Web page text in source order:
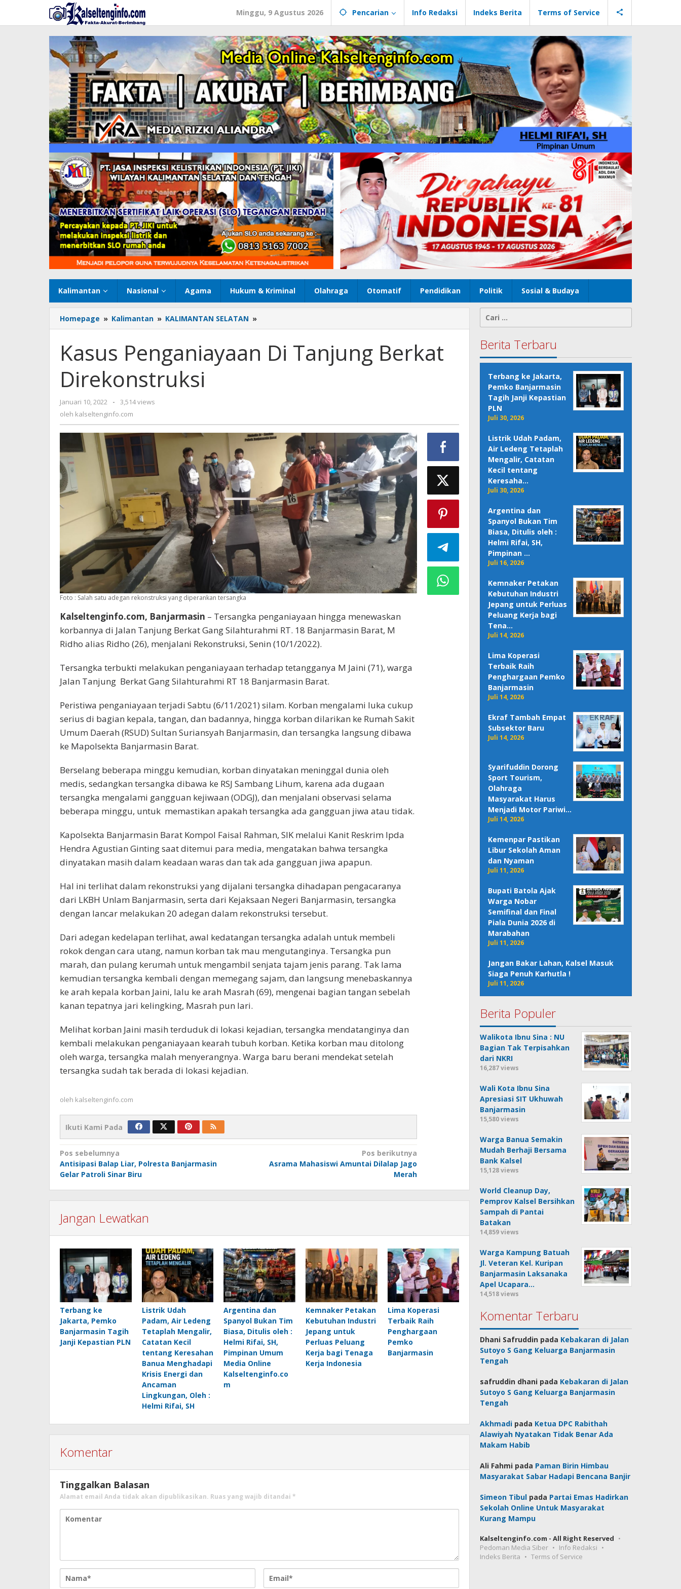
konten
Minggu, 9 Agustus 2026 Pencarian Info Redaksi Indeks Berita Terms of Service
Kalimantan Nasional Agama Hukum & Kriminal Olahraga Otomatif Pendidikan Politik Sosial & Budaya
Homepage » Kalimantan » KALIMANTAN SELATAN »
Penganiayaan
Tanjung
Berkat
Kasus Penganiayaan Di Tanjung Berkat
Direkonstruksi
Januari 10, 2022
oleh
kalseltenginfo.com
-
3,514 views
oleh kalseltenginfo.com
Foto : Salah satu adegan rekonstruksi yang diperankan tersangka
Kalseltenginfo.com, Banjarmasin – Tersangka penganiayaan hingga menewaskan
korbannya di Jalan Tanjung Berkat Gang Silahturahmi RT. 18 Banjarmasin Barat, M
Ridho alias Ridho (26), menjalani Rekonstruksi, Senin (10/1/2022).
Tersangka terbukti melakukan penganiayaan terhadap tetangganya M Jaini (71), warga
Jalan Tanjung Berkat Gang Silahturahmi RT 18 Banjarmasin Barat.
Peristiwa penganiayaan terjadi Sabtu (6/11/2021) silam. Korban mengalami luka cukup
serius di bagian kepala, tangan, dan badannya, hingga korban dilarikan ke Rumah Sakit
Umum Daerah (RSUD) Sultan Suriansyah Banjarmasin, dan tersangka langsung dibawa
ke Mapolsekta Banjarmasin Barat.
Berselang beberapa minggu kemudian, korban dinyatakan meninggal dunia oleh
medis, sedangkan tersangka dibawa ke RSJ Sambang Lihum, karena ada dugaan
tersangka mengalami gangguan kejiwaan (ODGJ), dan menjalani observasi selama
beberapa minggu, untuk memastikan apakah tersangka ada gangguan jiwa atau tidak.
Kapolsekta Banjarmasin Barat Kompol Faisal Rahman, SIK melalui Kanit Reskrim Ipda
Hendra Agustian Ginting saat ditemui para media, mengatakan bahwa tersangka
dinyatakan masih dalam keadaan waras dan tak ada gangguan jiwa apapun.
Hal ini terlihat dalam rekonstruksi yang dijalani tersangka dihadapan pengacaranya
dari LKBH Unlam Banjarmasin, serta dari Kejaksaan Negeri Banjarmasin, tersangka
dengan lancar melakukan 20 adegan dalam rekonstruksi tersebut.
Dari adegan kedelapan terlihat, awal kedatangan tersangka adalah untuk membeli
rokok dengan cara utang, namun korban tak mau mengutanginya. Tersangka pun
marah, dan pulang kerumah untuk mengambil senjata tajam jenis parang. Tak lama
kemudian tersangka kembali dengan memegang sajam, dan langsung menebaskannya
ke arah kepala korban Jaini, lalu ke arah Masrah (69), mengenai bagian tangan sebelah
kanan tepatnya jari kelingking, Masrah pun lari.
Melihat korban Jaini masih terduduk di lokasi kejadian, tersangka mendatanginya dan
kembali melakukan penganiayaan kearah tubuh korban. Ketika korban mau ditolong
oleh warga, tersangka malah menyerangnya. Warga baru berani mendekat setelah
tersangka sudah tak berada di lokasi kejadian.
oleh kalseltenginfo.com
Ikuti Kami Pada
Navigasi
pos
Pos sebelumnya
Antisipasi Balap Liar, Polresta Banjarmasin
Gelar Patroli Sinar Biru
Pos berikutnya
Asrama Mahasiswi Amuntai Dilalap Jago
Merah
Jangan Lewatkan
Terbang ke
Jakarta, Pemko
Banjarmasin Tagih
Janji Kepastian PLN
Listrik Udah
Padam, Air Ledeng
Tetaplah Mengalir,
Catatan Kecil
tentang Keresahan
Banua Menghadapi
Krisis Energi dan
Ancaman
Lingkungan, Oleh :
Helmi Rifai, SH
Argentina dan
Spanyol Bukan Tim
Biasa, Ditulis oleh :
Helmi Rifai, SH,
Pimpinan Umum
Media Online
Kalseltenginfo.co
m
Kemnaker Petakan
Kebutuhan Industri
Jepang untuk
Perluas Peluang
Kerja bagi Tenaga
Kerja Indonesia
Lima Koperasi
Terbaik Raih
Penghargaan
Pemko
Banjarmasin
Komentar
Tinggalkan Balasan
Alamat email Anda tidak akan dipublikasikan. Ruas yang wajib ditandai *
untuk:
Berita Terbaru
Terbang ke Jakarta,
Pemko Banjarmasin
Tagih Janji Kepastian
PLN
Juli 30, 2026
Listrik Udah Padam,
Air Ledeng Tetaplah
Mengalir, Catatan
Kecil tentang
Keresaha…
Juli 30, 2026
Argentina dan
Spanyol Bukan Tim
Biasa, Ditulis oleh :
Helmi Rifai, SH,
Pimpinan …
Juli 16, 2026
Kemnaker Petakan
Kebutuhan Industri
Jepang untuk Perluas
Peluang Kerja bagi
Tena…
Juli 14, 2026
Lima Koperasi
Terbaik Raih
Penghargaan Pemko
Banjarmasin
Juli 14, 2026
Ekraf Tambah Empat
Subsektor Baru
Juli 14, 2026
Syarifuddin Dorong
Sport Tourism,
Olahraga
Masyarakat Harus
Menjadi Motor Pariwi…
Juli 14, 2026
Kemenpar Pastikan
Libur Sekolah Aman
dan Nyaman
Juli 11, 2026
Bupati Batola Ajak
Warga Nobar
Semifinal dan Final
Piala Dunia 2026 di
Marabahan
Juli 11, 2026
Jangan Bakar Lahan, Kalsel Masuk
Siaga Penuh Karhutla !
Juli 11, 2026
Berita Populer
Walikota Ibnu Sina : NU
Bagian Tak Terpisahkan
dari NKRI
16,287 views
Wali Kota Ibnu Sina
Apresiasi SIT Ukhuwah
Banjarmasin
15,580 views
Warga Banua Semakin
Mudah Berhaji Bersama
Bank Kalsel
15,128 views
World Cleanup Day,
Pemprov Kalsel Bersihkan
Sampah di Pantai
Batakan
14,859 views
Warga Kampung Batuah
Jl. Veteran Kel. Kuripan
Banjarmasin Laksanaka
Apel Ucapara…
14,518 views
Komentar Terbaru
Dhani Safruddin pada Kebakaran di Jalan
Sutoyo S Gang Keluarga Banjarmasin
Tengah
safruddin dhani pada Kebakaran di Jalan
Sutoyo S Gang Keluarga Banjarmasin
Tengah
Akhmadi pada Ketua DPC Rabithah
Alawiyah Nyatakan Tidak Benar Ada
Makam Habib
Ali Fahmi pada Paman Birin Himbau
Masyarakat Sabar Hadapi Bencana Banjir
Simeon Tibul pada Partai Emas Hadirkan
Sekolah Online Untuk Masyarakat
Kurang Mampu
Kalseltenginfo.com - All Right Reserved
Pedoman Media Siber
Info Redaksi
Indeks Berita
Terms of Service